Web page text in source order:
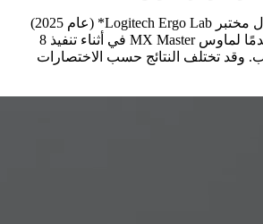
*أُجريت دراسة من خلال مختبر ‎*Logitech Ergo Lab‏ (عام 2025)
على أكثر من 37 مستخدمًا لماوس MX Master‎‏ في أثناء تنفيذ 8
وقد تختلف النتائج حسب الاختصارات